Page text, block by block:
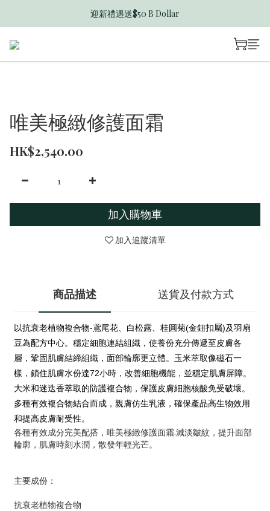
香港訂單滿$600免運費
迎新禮遇送$50 B Dollar
唯美極緻修護面霜
HK$2,540.00
加入購物車
加入追蹤清單
商品描述 送貨及付款方式
以抗衰老植物複合物-鳶尾花、白松露、桂圓菊(金鈕扣屬)及羽扇
豆為配方中心。穩定細胞連結組織，使養份充分傳遞至皮膚各
層，鞏固肌膚結締組織，面部輪廓更立體。玉米萃取像磁石一
樣，鎖住肌膚水份達72小時，改善細胞機能，並穩定肌膚屏障。
大米和迷迭香萃取的防護複合物，保護皮膚細胞核酸免受破壞。
多種有效複合物結合而成，親膚仿生乳液，確保產品高生物效用
和提高皮膚耐受性。
各種有效成分完美配搭，唯美極緻修護面霜.減淡皺紋，提升面部
輪廓，肌膚時刻水潤，散發年輕光芒。
主要成份：
抗衰老植物複合物